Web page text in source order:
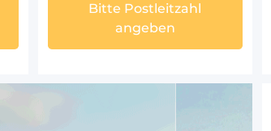
Bitte Postleitzahl
angeben